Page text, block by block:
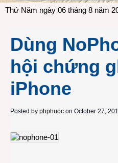
Thứ Năm ngày 06 tháng 8 năm
Dùng
hội chứng
iPhone
Posted by phphuoc on October 27,